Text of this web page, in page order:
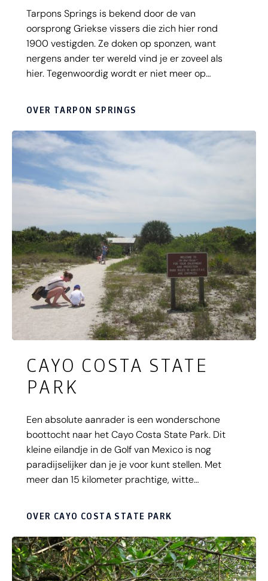
Tarpons Springs is bekend door de van
oorsprong Griekse vissers die zich hier rond
1900 vestigden. Ze doken op sponzen, want
nergens ander ter wereld vind je er zoveel als
hier. Tegenwoordig wordt er niet meer op
manier, compleet met duikpak van vroeger, naar
sponzen gedoken. In het Sponceorama Exhibit
Center vind je meer informatie over de
geschiedenis van het dorp en het sponsduiken.
OVER TARPON SPRINGS
CAYO COSTA STATE
PARK
Een absolute aanrader is een wonderschone
boottocht naar het Cayo Costa State Park. Dit
kleine eilandje in de Golf van Mexico is nog
paradijselijker dan je je voor kunt stellen. Met
meer dan 15 kilometer prachtige, witte
verder..
OVER CAYO COSTA STATE PARK